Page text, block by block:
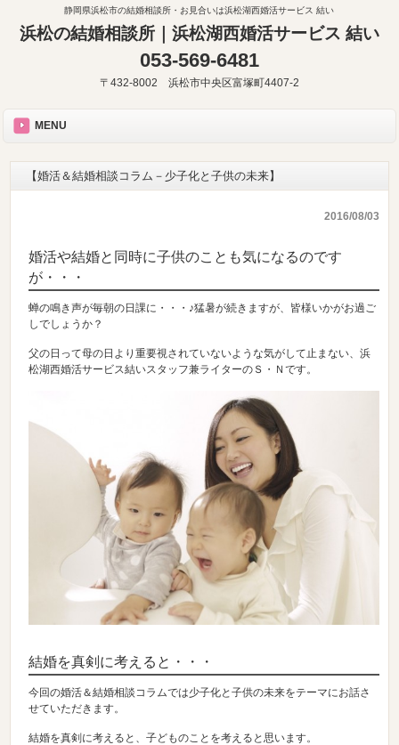
静岡県浜松市の結婚相談所・お見合いは浜松湖西婚活サービス 結い
浜松の結婚相談所｜浜松湖西婚活サービス 結い
053-569-6481
〒432-8002 浜松市中央区富塚町4407-2
MENU
【婚活＆結婚相談コラム－少子化と子供の未来】
2016/08/03
婚活や結婚と同時に子供のことも気になるのです
が・・・
蝉の鳴き声が毎朝の日課に・・・♪猛暑が続きますが、皆様いかがお過ご
しでしょうか？
父の日って母の日より重要視されていないような気がして止まない、浜
松湖西婚活サービス結いスタッフ兼ライターのＳ・Ｎです。
結婚を真剣に考えると・・・
今回の婚活＆結婚相談コラムでは少子化と子供の未来をテーマにお話さ
せていただきます。
結婚を真剣に考えると、子どものことを考えると思います。